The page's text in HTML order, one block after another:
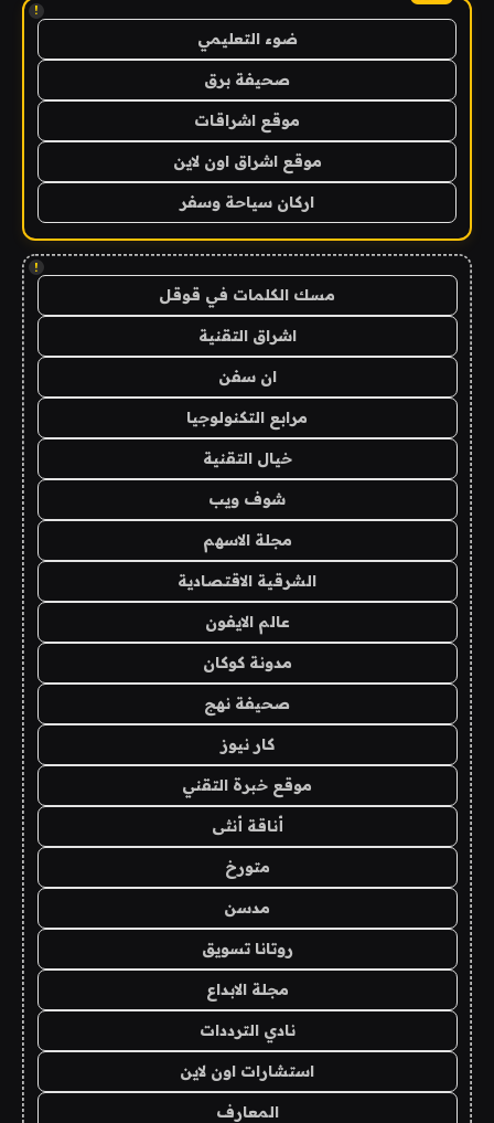
!
ضوء التعليمي
صحيفة برق
موقع اشراقات
موقع اشراق اون لاين
اركان سياحة وسفر
!
مسك الكلمات في قوقل
اشراق التقنية
ان سفن
مرابع التكنولوجيا
خيال التقنية
شوف ويب
مجلة الاسهم
الشرقية الاقتصادية
عالم الايفون
مدونة كوكان
صحيفة نهج
كار نيوز
موقع خبرة التقني
أناقة أنثى
متورخ
مدسن
روتانا تسويق
مجلة الابداع
نادي الترددات
استشارات اون لاين
المعارف